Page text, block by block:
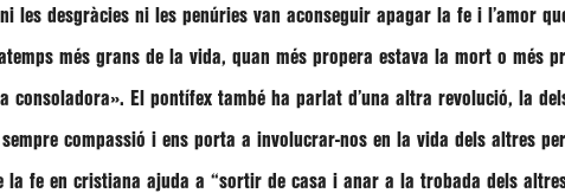
les desgràcies ni les penúries van aconseguir apagar la fe i l’amor
més grans de la vida, quan més propera estava la mort o més
consoladora». El pontífex també ha parlat d’una altra revolució, la
compassió i ens porta a involucrar-nos en la vida dels altres
la fe en cristiana ajuda a “sortir de casa i anar a la trobada dels